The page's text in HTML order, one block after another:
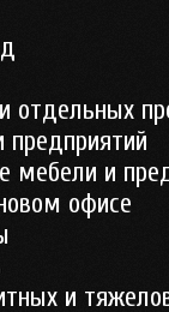
отдельных
мебели и
офисе
и